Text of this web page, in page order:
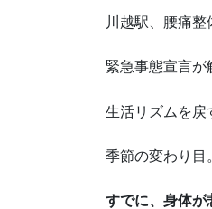
川越駅、腰痛整
緊急事態宣言が
生活リズムを戻
季節の変わり目
すでに、身体が